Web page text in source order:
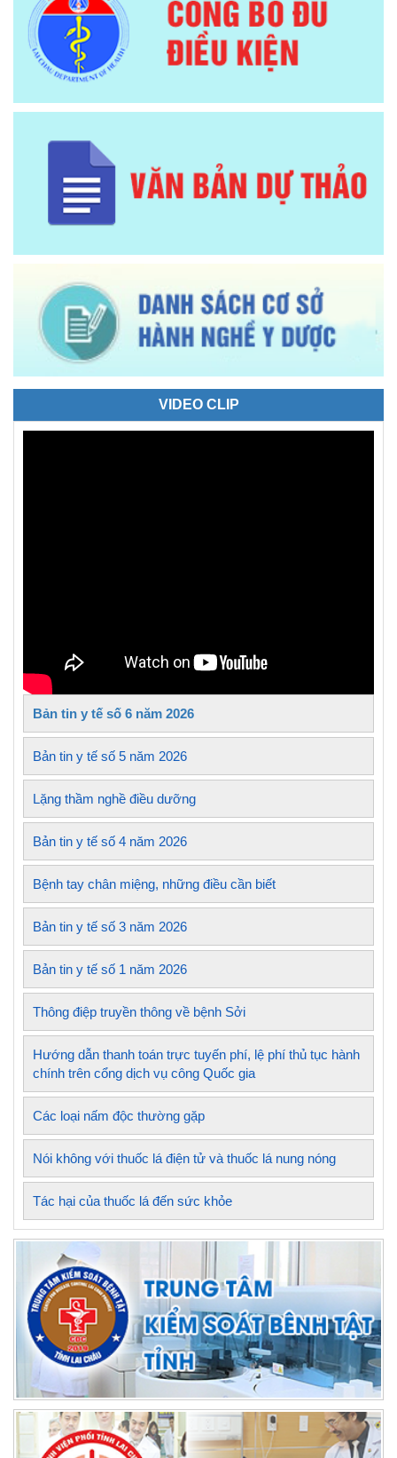
VIDEO CLIP
Bản tin y tế số 6 năm 2026
Bản tin y tế số 5 năm 2026
Lặng thầm nghề điều dưỡng
Bản tin y tế số 4 năm 2026
Bệnh tay chân miệng, những điều cần biết
Bản tin y tế số 3 năm 2026
Bản tin y tế số 1 năm 2026
Thông điệp truyền thông về bệnh Sởi
Hướng dẫn thanh toán trực tuyến phí, lệ phí thủ tục hành
chính trên cổng dịch vụ công Quốc gia
Các loại nấm độc thường gặp
Nói không với thuốc lá điện tử và thuốc lá nung nóng
Tác hại của thuốc lá đến sức khỏe